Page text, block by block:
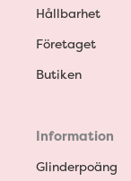
Hållbarhet
Företaget
Butiken
Information
Glinderpoäng